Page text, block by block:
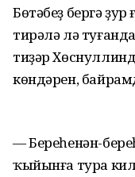
Бөтәбеҙ бергә
тирәлә лә
тиҙәр
көндәрен,
— Береһенән-
ҡыйынға тура